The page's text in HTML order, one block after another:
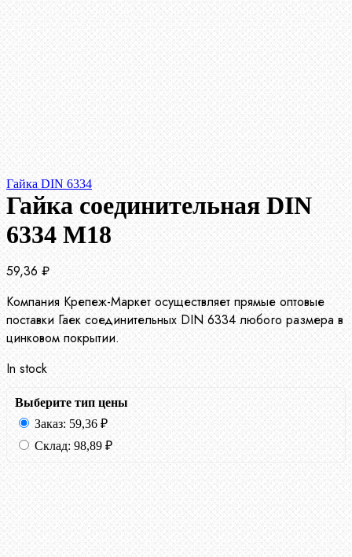
Гайка DIN 6334
Гайка соединительная DIN
6334 М18
59,36 ₽
Компания Крепеж-Маркет осуществляет прямые оптовые
поставки Гаек соединительных DIN 6334 любого размера в
цинковом покрытии.
In stock
Выберите тип цены
Заказ: 59,36 ₽
Склад: 98,89 ₽